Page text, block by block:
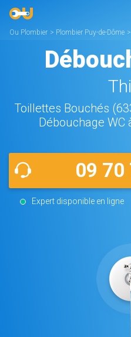
Ou Plombier > Plombier Puy-de-Dôme >
Toillettes Bouchés
Débouchage WC
09 70
Expert disponible en ligne